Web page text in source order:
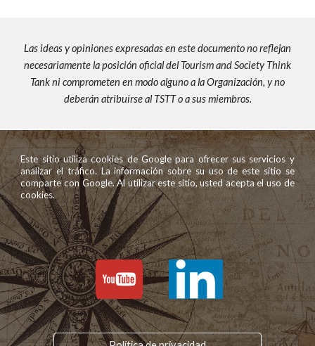
Las ideas y opiniones expresadas en este documento no reflejan
necesariamente la posición oficial del Tourism and Society Think
Tank ni comprometen en modo alguno a la Organización, y no
deberán atribuirse al TSTT o a sus miembros.
Este sitio utiliza cookies de Google para ofrecer sus servicios y
analizar el tráfico. La información sobre su uso de este sitio se
comparte con Google. Al utilizar este sitio, usted acepta el uso de
cookies.